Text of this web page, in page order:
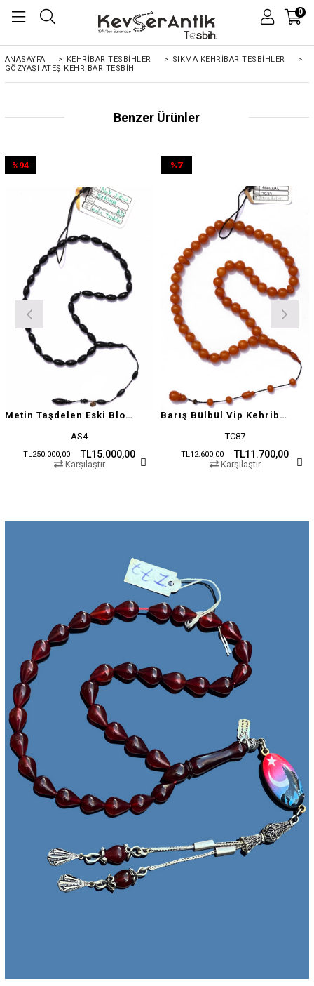
0
ANASAYFA > KEHRIBAR TESBIHLER > SIKMA KEHRİBAR TESBİHLER
>
GÖZYAŞI ATEŞ KEHRIBAR TESBIH
Benzer Ürünler
Metin Taşdelen Eski Blok Sıkma
AS4
TL15.000,00
TL250.000,00
%94
Karşılaştır
Barış Bülbül Vip Kehribar Tesbih
TC87
TL11.700,00
TL12.600,00
%7
Karşılaştır